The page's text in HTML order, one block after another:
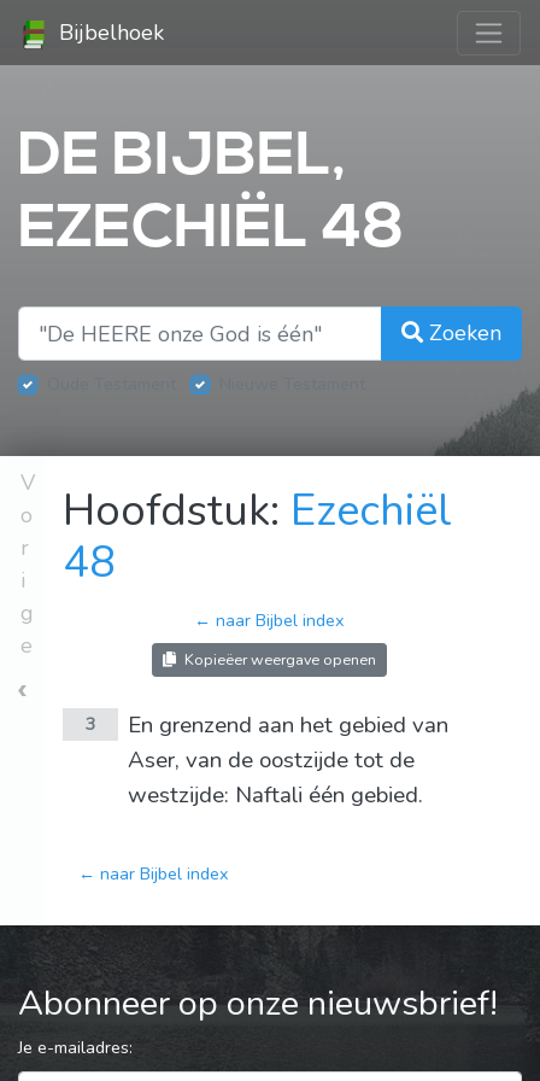
Bijbelhoek
DE BIJBEL,
EZECHIËL 48
Zoeken
V
o
r
i
g
e
Hoofdstuk: Ezechiël
48
← naar Bijbel index
Kopieëer weergave openen
3
En grenzend aan het gebied van
Aser, van de oostzijde tot de
westzijde: Naftali één gebied.
← naar Bijbel index
Abonneer op onze nieuwsbrief!
Je e-mailadres: